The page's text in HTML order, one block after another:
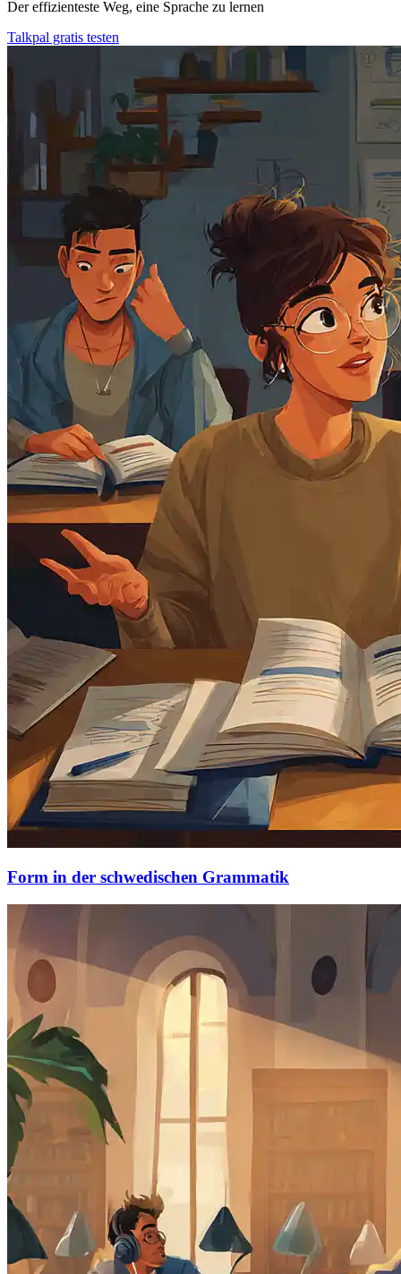
Der effizienteste Weg, eine Sprache zu lernen
Talkpal gratis testen
Form in der schwedischen Grammatik